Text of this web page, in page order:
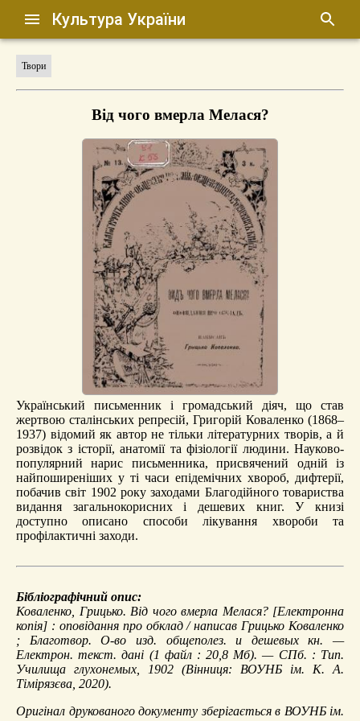
Культура України
Твори
Від чого вмерла Мелася?
Український письменник і громадський діяч, що став
жертвою сталінських репресій, Григорій Коваленко (1868–
1937) відомий як автор не тільки літературних творів, а й
розвідок з історії, анатомії та фізіології людини. Науково-
популярний нарис письменника, присвячений одній із
найпоширеніших у ті часи епідемічних хвороб, дифтерії,
побачив світ 1902 року заходами Благодійного товариства
видання загальнокорисних і дешевих книг. У книзі
доступно описано способи лікування хвороби та
профілактичні заходи.
Бібліографічний опис:
Коваленко, Грицько. Від чого вмерла Мелася?[Електронна
копія] : оповідання про обклад / написав Грицько Коваленко
; Благотвор. О-во изд. общеполез. и дешевых кн. —
Електрон. текст. дані (1 файл : 20,8 Мб). — СПб. : Тип.
Училища глухонемых, 1902 (Вінниця: ВОУНБ ім. К. А.
Тімірязєва, 2020).
Оригінал друкованого документу зберігається в ВОУНБ ім.